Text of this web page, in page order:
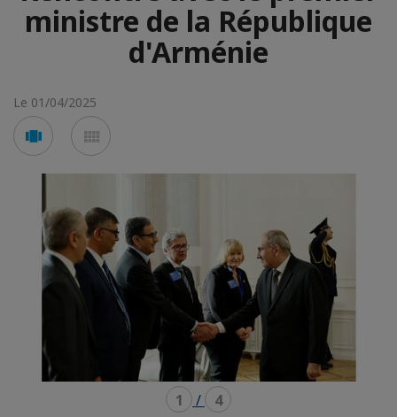
ministre de la République
d'Arménie
Le 01/04/2025
Voir
en
en
1 / 4